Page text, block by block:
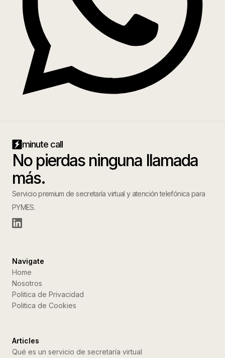
minute call
No pierdas ninguna llamada
más.
Servicio premium de secretaría virtual y atención telefónica para
PYMES.
Navigate
Home
Nosotros
Politica de Privacidad
Politica de Cookies
Articles
Qué es un servicio de secretaría virtual